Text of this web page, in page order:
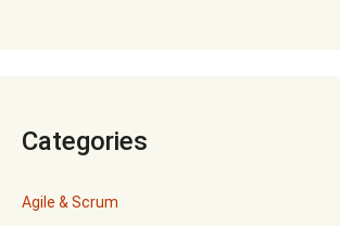
Categories
Agile & Scrum